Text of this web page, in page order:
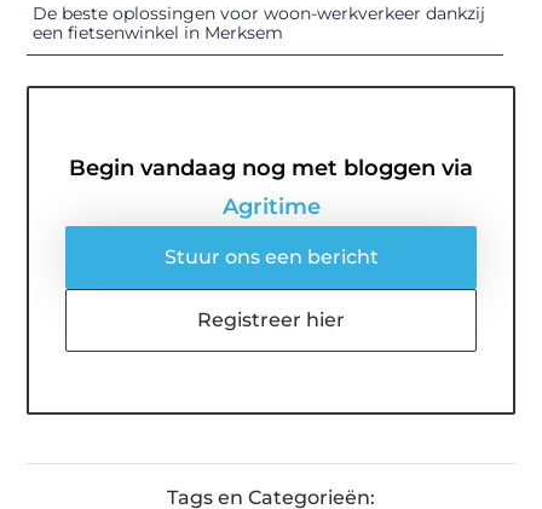
De beste oplossingen voor woon-werkverkeer dankzij
een fietsenwinkel in Merksem
Begin vandaag nog met bloggen via
Agritime
Stuur ons een bericht
Registreer hier
Tags en Categorieën: